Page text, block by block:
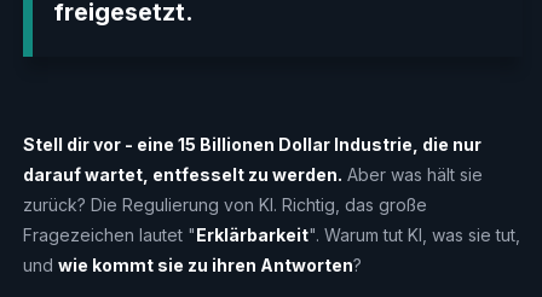
freigesetzt.
Stell dir vor - eine 15 Billionen Dollar Industrie, die nur
darauf wartet, entfesselt zu werden. Aber was hält sie
zurück? Die Regulierung von KI. Richtig, das große
Fragezeichen lautet "Erklärbarkeit". Warum tut KI, was sie tut,
und wie kommt sie zu ihren Antworten?